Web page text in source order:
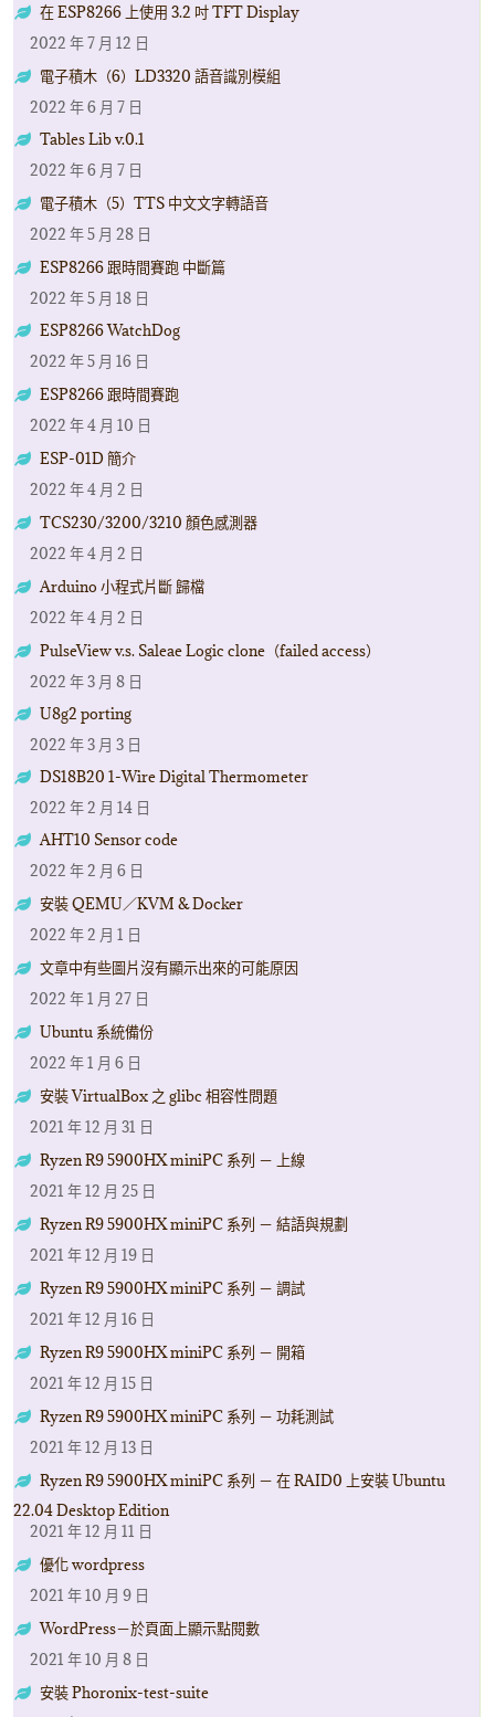
在 ESP8266 上使用 3.2 吋 TFT Display
2022 年 7 月 12 日
電子積木（6）LD3320 語音識別模組
2022 年 6 月 7 日
Tables Lib v.0.1
2022 年 6 月 7 日
電子積木（5）TTS 中文文字轉語音
2022 年 5 月 28 日
ESP8266 跟時間賽跑 中斷篇
2022 年 5 月 18 日
ESP8266 WatchDog
2022 年 5 月 16 日
ESP8266 跟時間賽跑
2022 年 4 月 10 日
ESP-01D 簡介
2022 年 4 月 2 日
TCS230/3200/3210 顏色感測器
2022 年 4 月 2 日
Arduino 小程式片斷 歸檔
2022 年 4 月 2 日
PulseView v.s. Saleae Logic clone（failed access）
2022 年 3 月 8 日
U8g2 porting
2022 年 3 月 3 日
DS18B20 1-Wire Digital Thermometer
2022 年 2 月 14 日
AHT10 Sensor code
2022 年 2 月 6 日
安裝 QEMU／KVM & Docker
2022 年 2 月 1 日
文章中有些圖片沒有顯示出來的可能原因
2022 年 1 月 27 日
Ubuntu 系統備份
2022 年 1 月 6 日
安裝 VirtualBox 之 glibc 相容性問題
2021 年 12 月 31 日
Ryzen R9 5900HX miniPC 系列 － 上線
2021 年 12 月 25 日
Ryzen R9 5900HX miniPC 系列 － 結語與規劃
2021 年 12 月 19 日
Ryzen R9 5900HX miniPC 系列 － 調試
2021 年 12 月 16 日
Ryzen R9 5900HX miniPC 系列 － 開箱
2021 年 12 月 15 日
Ryzen R9 5900HX miniPC 系列 － 功耗測試
2021 年 12 月 13 日
Ryzen R9 5900HX miniPC 系列 － 在 RAID0 上安裝 Ubuntu
22.04 Desktop Edition
2021 年 12 月 11 日
優化 wordpress
2021 年 10 月 9 日
WordPress－於頁面上顯示點閱數
2021 年 10 月 8 日
安裝 Phoronix-test-suite